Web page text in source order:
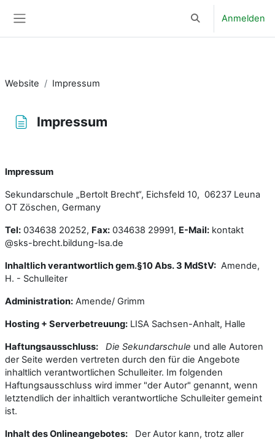
.grundschrift { font-family: GrundschriftRegular; font-size:14pt; }
Zum Hauptinhalt
Sucheingabe
Anmelden
Website Impressum
Impressum
Impressum
Sekundarschule „Bertolt Brecht“, Eichsfeld 10, 06237 Leuna
OT Zöschen, Germany
Tel: 034638 20252, Fax: 034638 29991, E-Mail: kontakt
@sks-brecht.bildung-lsa.de
Inhaltlich verantwortlich gem.§10 Abs. 3 MdStV: Amende,
H. - Schulleiter
Administration: Amende/ Grimm
Hosting + Serverbetreuung: LISA Sachsen-Anhalt, Halle
Haftungsausschluss: Die Sekundarschule und alle Autoren
der Seite werden vertreten durch den für die Angebote
inhaltlich verantwortlichen Schulleiter. Im folgenden
Haftungsausschluss wird immer "der Autor" genannt, wenn
letztendlich der inhaltlich verantwortliche Schulleiter gemeint
ist.
Inhalt des Onlineangebotes: Der Autor kann, trotz aller